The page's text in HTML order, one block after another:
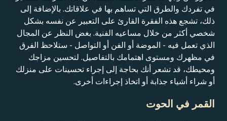
في تفردك والطرق التي تساهم بها في علاقاتك. بالإضافة إلى
ذلك، تشجع هذه الفقرة القارئ على التعبير عن نفسه بشكل
شخصي أكثر من خلال مساعيه الفنية. بغض النظر عن المجال
الذي تعمل فيه - الموضة أو الفن أو التواصل - ستلاحظ الفرق
في مظهرك ومستوى اهتمامك بالتفاصيل. لتحسين مزاجك
ومحيطك، قد تشعر أنك بحاجة إلى إجراء تحسينات على منزلك
أو شراء أشياء جذابة أو اتخاذ إجراءات أخرى.
القمر في الحوت